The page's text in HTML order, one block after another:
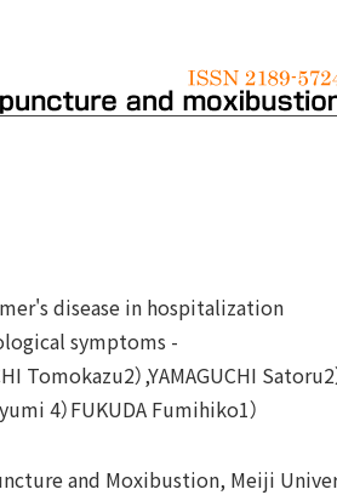
disease in hospitalization
symptoms -
Tomokazu2）,YAMAGUCHI Satoru2
4）FUKUDA Fumihiko1）
and Moxibustion, Meiji